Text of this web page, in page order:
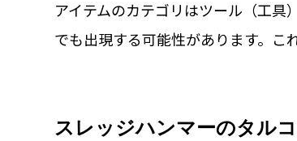
アイテムのカテゴリはツール（工具
でも出現する可能性があります。こ
スレッジハンマーのタル